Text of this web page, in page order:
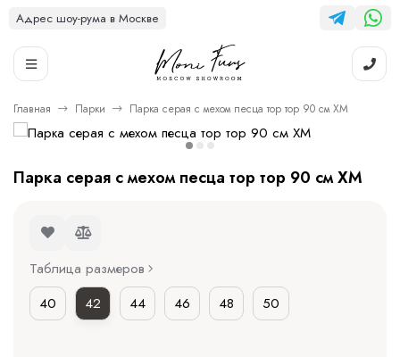
Адрес шоу-рума в Москве
Главная Парки Парка серая с мехом песца тор тор 90 см ХМ
Парка серая с мехом песца тор тор 90 см ХМ
Таблица размеров
40
42 44 46 48 50